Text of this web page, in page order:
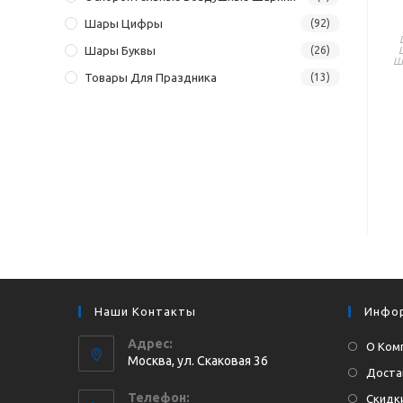
Шары Цифры (92)
Шары Буквы (26)
Товары Для Праздника (13)
Наши Контакты
Адрес:
Москва, ул. Cкаковая 36
Телефон:
О